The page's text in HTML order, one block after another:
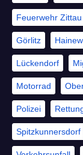
Feuerwehr Zittau
Görlitz
Lückendorf
Motorrad
Polizei
Spitzkunnersdorf